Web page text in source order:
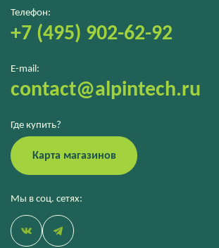
Телефон:
+7 (495) 902-62-92
E-mail:
contact@alpintech.ru
Мы в соц. сетях:
Где купить?
Карта магазинов